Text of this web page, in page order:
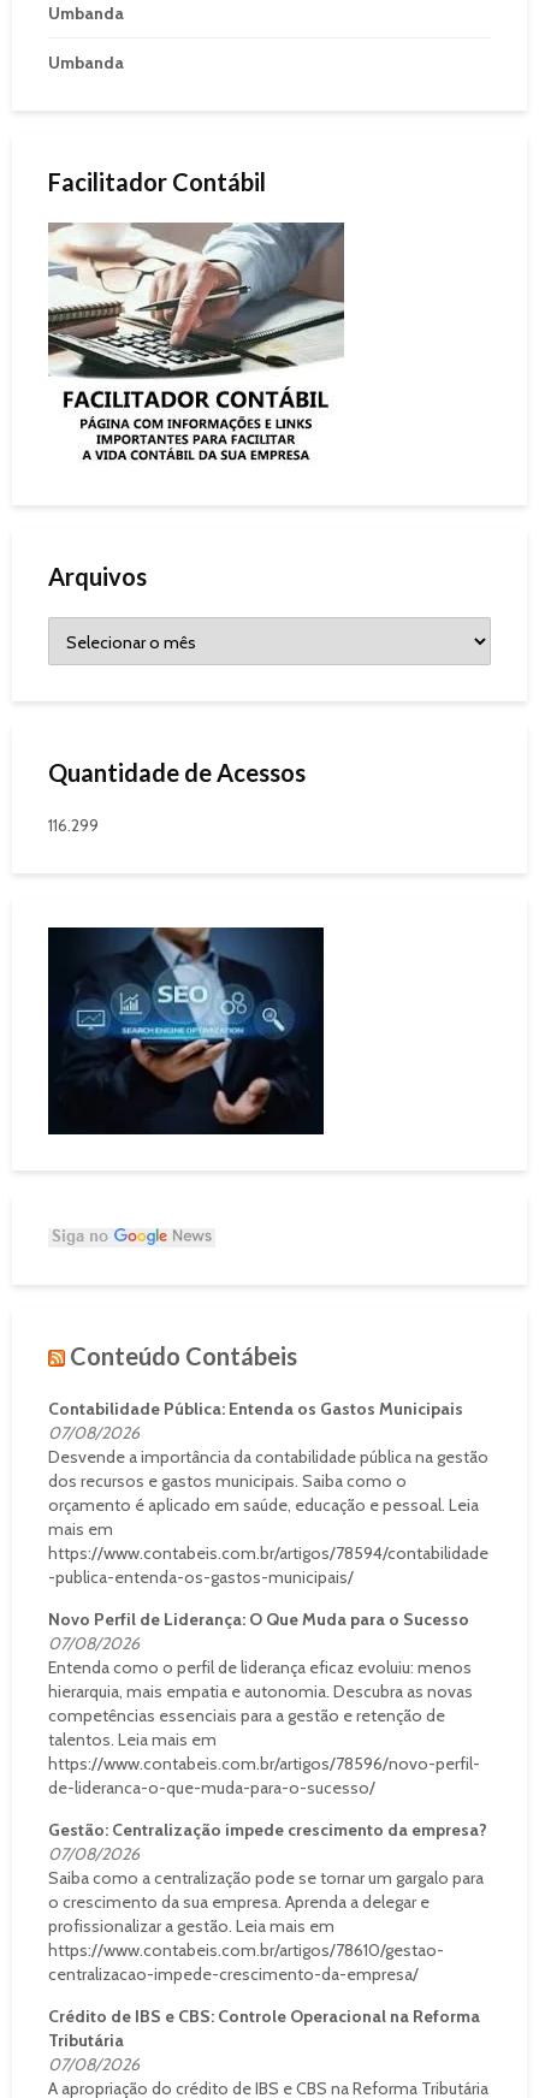
Umbanda
Umbanda
Facilitador Contábil
Arquivos
Quantidade de Acessos
116.299
Conteúdo Contábeis
Contabilidade Pública: Entenda os Gastos Municipais
07/08/2026
Desvende a importância da contabilidade pública na gestão
dos recursos e gastos municipais. Saiba como o
orçamento é aplicado em saúde, educação e pessoal. Leia
mais em
https://www.contabeis.com.br/artigos/78594/contabilidade
-publica-entenda-os-gastos-municipais/
Novo Perfil de Liderança: O Que Muda para o Sucesso
07/08/2026
Entenda como o perfil de liderança eficaz evoluiu: menos
hierarquia, mais empatia e autonomia. Descubra as novas
competências essenciais para a gestão e retenção de
talentos. Leia mais em
https://www.contabeis.com.br/artigos/78596/novo-perfil-
de-lideranca-o-que-muda-para-o-sucesso/
Gestão: Centralização impede crescimento da empresa?
07/08/2026
Saiba como a centralização pode se tornar um gargalo para
o crescimento da sua empresa. Aprenda a delegar e
profissionalizar a gestão. Leia mais em
https://www.contabeis.com.br/artigos/78610/gestao-
centralizacao-impede-crescimento-da-empresa/
Crédito de IBS e CBS: Controle Operacional na Reforma
Tributária
07/08/2026
A apropriação do crédito de IBS e CBS na Reforma Tributária